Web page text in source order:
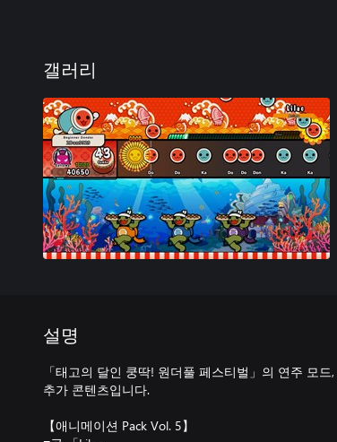
갤러리
설명
「태고의 달인 쿵딱! 원더풀 페스티벌」의 연주 모
추가 콘텐츠입니다.
【애니메이션 Pack Vol. 5】